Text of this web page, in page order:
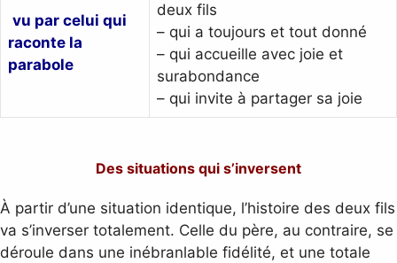
vu par celui qui
raconte la
parabole
deux fils
– qui a toujours et tout donné
– qui accueille avec joie et
surabondance
– qui invite à partager sa joie
Des situations qui s’inversent
À partir d’une situation identique, l’histoire des deux fils
va s’inverser totalement. Celle du père, au contraire, se
déroule dans une inébranlable fidélité, et une totale